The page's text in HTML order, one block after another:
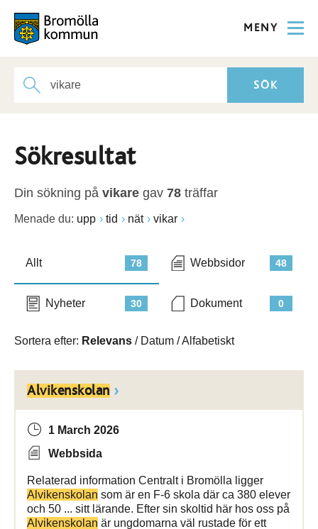
MENY
Sökresultat
Din sökning på vikare gav 78 träffar
Menade du: upp tid nät vikar
78
Allt 48
Webbsidor
30
Nyheter 0
Dokument
Sortera efter: Relevans / Datum /Alfabetiskt
Alvikenskolan
1 March 2026
Webbsida
Relaterad information Centralt i Bromölla ligger
Alvikenskolan som är en F-6 skola där ca 380 elever
och 50 ... sitt lärande. Efter sin skoltid här hos oss på
Alvikenskolan är ungdomarna väl rustade för ett